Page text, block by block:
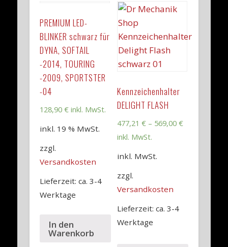
PREMIUM LED-
BLINKER schwarz für
DYNA, SOFTAIL
-2014, TOURING
-2009, SPORTSTER
-04
128,90€ inkl. MwSt.
inkl. 19 % MwSt.
zzgl.
Versandkosten
Lieferzeit: ca. 3-4
Werktage
In den
Warenkorb
Kennzeichenhalter
DELIGHT FLASH
477,21 €– 569,00 €
inkl. MwSt.
inkl. MwSt.
zzgl.
Versandkosten
Lieferzeit: ca. 3-4
Werktage